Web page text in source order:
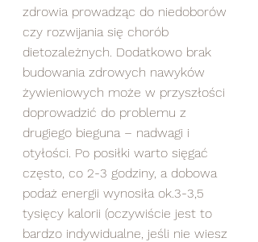
zdrowia prowadząc do niedoborów
czy rozwijania się chorób
dietozależnych. Dodatkowo brak
budowania zdrowych nawyków
żywieniowych może w przyszłości
doprowadzić do problemu z
drugiego bieguna – nadwagi i
otyłości. Po posiłki warto sięgać
często, co 2-3 godziny, a dobowa
podaż energii wynosiła ok.3-3,5
tysięcy kalorii (oczywiście jest to
bardzo indywidualne, jeśli nie wiesz